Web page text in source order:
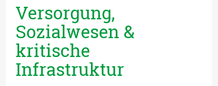
Versorgung,
Sozialwesen &
kritische
Infrastruktur